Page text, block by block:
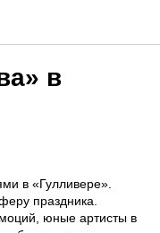
в
в «Гулливере».
праздника.
юные артисты в